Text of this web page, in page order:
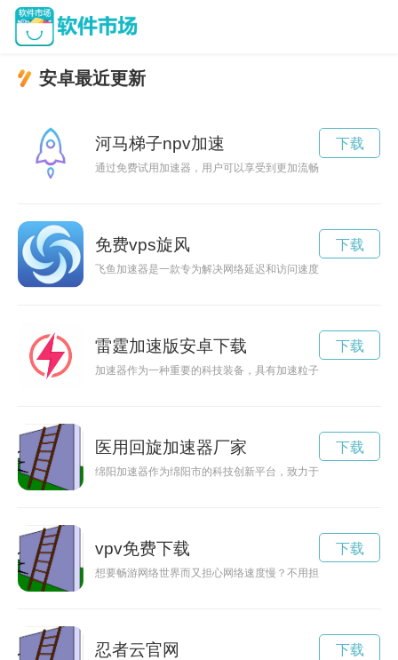
安卓最近更新
河马梯子npv加速
通过免费试用加速器，用户可以享受到更加流畅快速的网络体验
下载
免费vps旋风
飞鱼加速器是一款专为解决网络延迟和访问速度慢而设计的加
下载
雷霆加速版安卓下载
加速器作为一种重要的科技装备，具有加速粒子运动的功能，
下载
医用回旋加速器厂家
绵阳加速器作为绵阳市的科技创新平台，致力于推动当地科技
下载
vpv免费下载
想要畅游网络世界而又担心网络速度慢？不用担心！现在有永
下载
忍者云官网 下载